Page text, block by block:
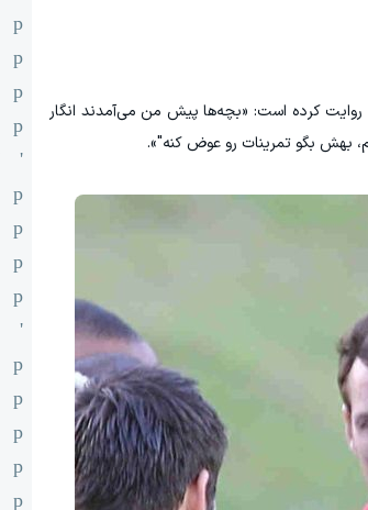
درگیری روایت کرده است: «بچه‌ها پیش من می‌آمدند انگار
بهش بگو تمرینات رو عوض کنه"».